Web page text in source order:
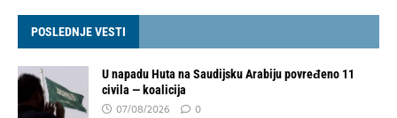
POSLEDNJE VESTI
U napadu Huta na Saudijsku Arabiju povređeno 11
civila — koalicija
07/08/2026 0